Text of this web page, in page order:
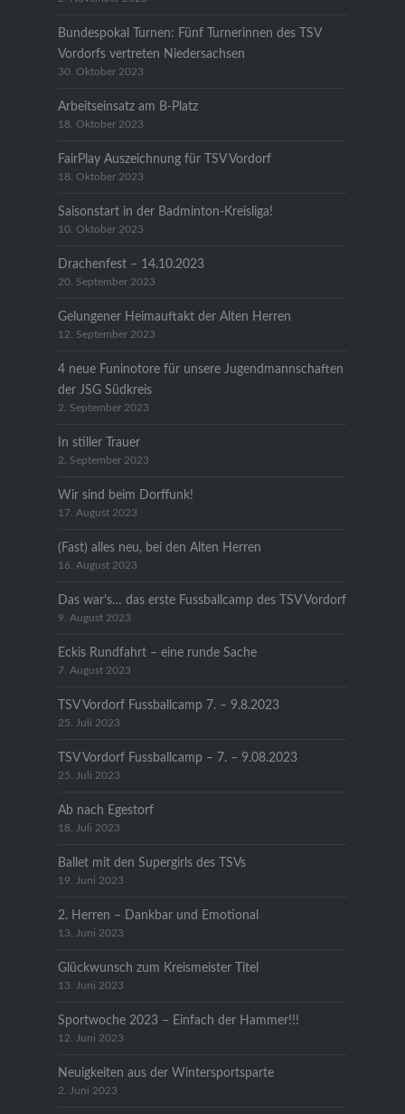
Bundespokal Turnen: Fünf Turnerinnen des TSV
Vordorfs vertreten Niedersachsen
30. Oktober 2023
Arbeitseinsatz am B-Platz
18. Oktober 2023
FairPlay Auszeichnung für TSV Vordorf
18. Oktober 2023
Saisonstart in der Badminton-Kreisliga!
10. Oktober 2023
Drachenfest – 14.10.2023
20. September 2023
Gelungener Heimauftakt der Alten Herren
12. September 2023
4 neue Funinotore für unsere Jugendmannschaften
der JSG Südkreis
2. September 2023
In stiller Trauer
2. September 2023
Wir sind beim Dorffunk!
17. August 2023
(Fast) alles neu, bei den Alten Herren
16. August 2023
Das war’s… das erste Fussballcamp des TSV Vordorf
9. August 2023
Eckis Rundfahrt – eine runde Sache
7. August 2023
TSV Vordorf Fussballcamp 7. – 9.8.2023
25. Juli 2023
TSV Vordorf Fussballcamp – 7. – 9.08.2023
25. Juli 2023
Ab nach Egestorf
18. Juli 2023
Ballet mit den Supergirls des TSVs
19. Juni 2023
2. Herren – Dankbar und Emotional
13. Juni 2023
Glückwunsch zum Kreismeister Titel
13. Juni 2023
Sportwoche 2023 – Einfach der Hammer!!!
12. Juni 2023
Neuigkeiten aus der Wintersportsparte
2. Juni 2023